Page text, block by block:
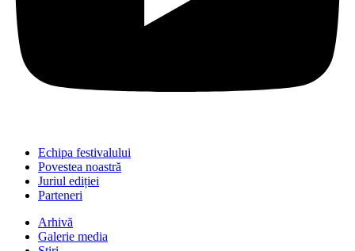
Echipa festivalului
Povestea noastră
Juriul ediției
Parteneri
Arhivă
Galerie media